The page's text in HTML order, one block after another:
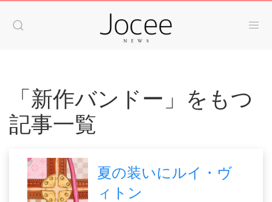
「新作バンドー」をもつ
記事一覧
夏の装いにルイ・ヴ
ィトン